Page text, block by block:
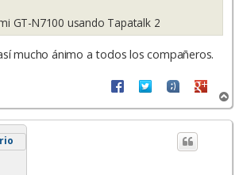
GT-N7100 usando Tapatalk 2
mucho ánimo a todos los compañeros.
r
r